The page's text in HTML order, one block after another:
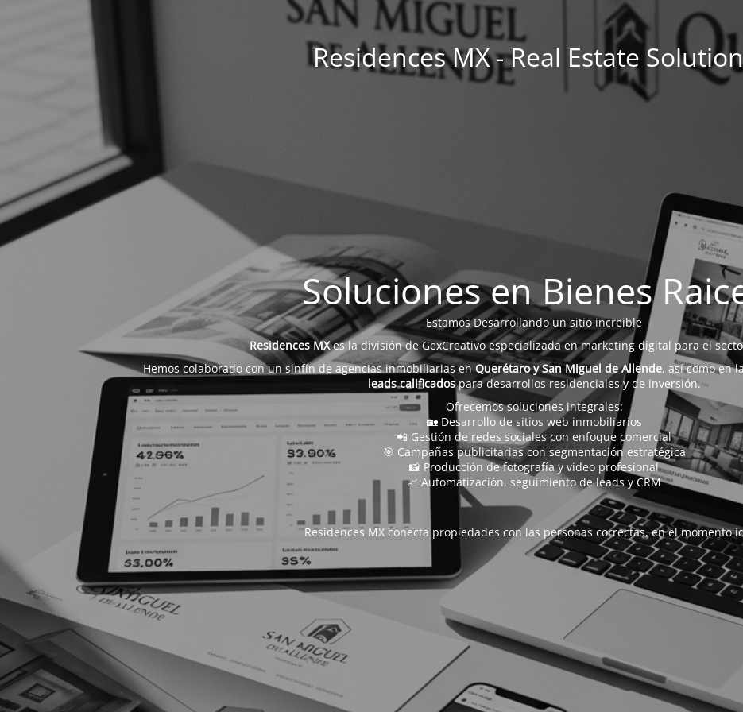
Residences MX - Real Estate
Soluciones en Bienes
Estamos Desarrollando un sitio increible
Residences MXes la división de GexCreativo especializada en marketing digital para el
Hemos colaborado con un sinfín de agencias inmobiliarias enQuerétaro y San Miguel de Allende, así como en
leads calificadospara desarrollos residenciales y de inversión.
Ofrecemos soluciones integrales:
🏡 Desarrollo de sitios web inmobiliarios
📲 Gestión de redes sociales con enfoque comercial
🎯 Campañas publicitarias con segmentación estratégica
📸 Producción de fotografía y video profesional
📈 Automatización, seguimiento de leads y CRM
Residences MX conecta propiedades con las personas correctas, en el momento